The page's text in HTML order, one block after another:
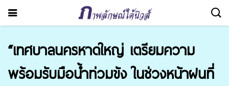
“เทศบาลนครหาดใหญ่ เตรียมความ
พร้อมรับมือน้ำท่วมขัง ในช่วงหน้าฝนที่